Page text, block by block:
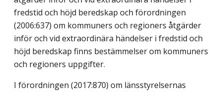
fredstid och höjd beredskap och förordningen
(2006:637) om kommuners och regioners åtgärder
inför och vid extraordinära händelser i fredstid och
höjd beredskap finns bestämmelser om kommuners
och regioners uppgifter.
I förordningen (2017:870) om länsstyrelsernas